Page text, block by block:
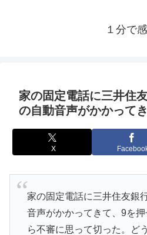
１分で
家の固定電話に三井住
の自動音声がかかって
X
家の固定電話に三井住友銀
音声がかかってきて、9を
ら不審に思って切った。ど